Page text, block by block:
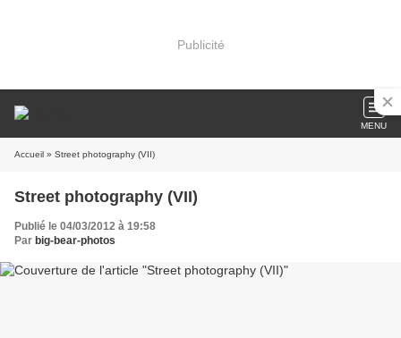
Publicité
MENU
Accueil » Street photography (VII)
Street photography (VII)
Publié le 04/03/2012 à 19:58
Par big-bear-photos